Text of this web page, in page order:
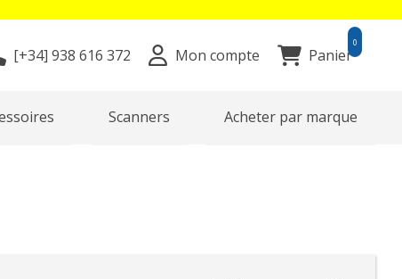
[+34] 938 616 372 Mon compte Panier
0
Scanners Acheter par marque